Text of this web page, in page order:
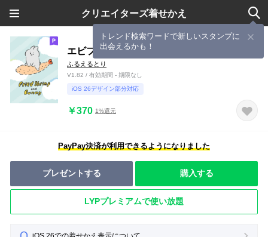
クリエイターズ着せかえ
トレンド検索ワードで新しいスタンプに
出会えるかも！
エビフライとうさぎ
ふるえるとり
V1.82 / 有効期間 - 期限なし
iOS 26デザイン部分対応
￥370 1%還元
PayPay決済が利用できるようになりました
プレゼントする 購入する
LYPプレミアムで使い放題